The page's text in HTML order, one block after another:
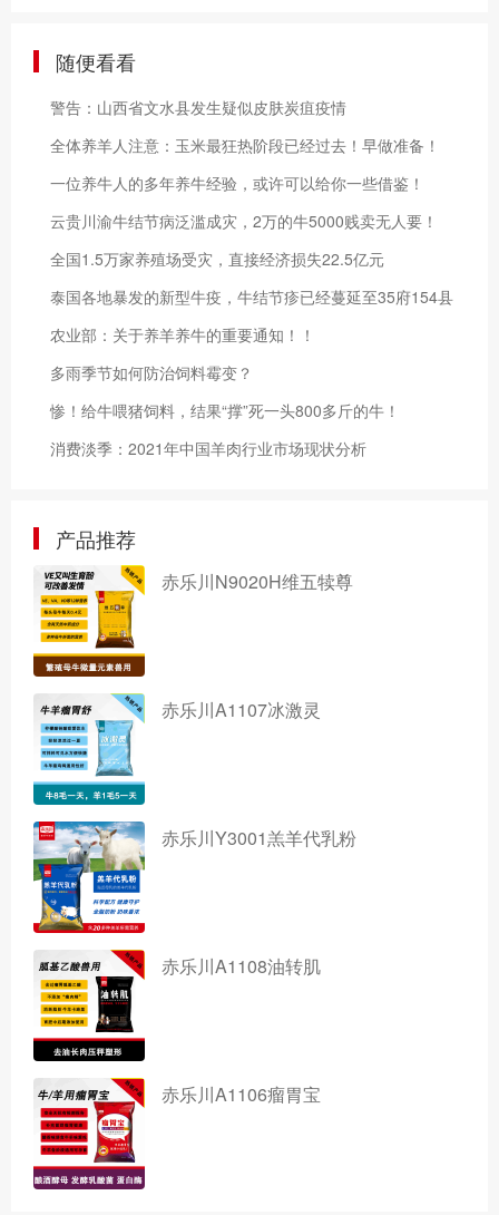
随便看看
警告：山西省文水县发生疑似皮肤炭疽疫情
全体养羊人注意：玉米最狂热阶段已经过去！早做准备！
一位养牛人的多年养牛经验，或许可以给你一些借鉴！
云贵川渝牛结节病泛滥成灾，2万的牛5000贱卖无人要！
全国1.5万家养殖场受灾，直接经济损失22.5亿元
泰国各地暴发的新型牛疫，牛结节疹已经蔓延至35府154县
农业部：关于养羊养牛的重要通知！！
多雨季节如何防治饲料霉变？
惨！给牛喂猪饲料，结果“撑”死一头800多斤的牛！
消费淡季：2021年中国羊肉行业市场现状分析
产品推荐
赤乐川N9020H维五犊尊
赤乐川A1107冰激灵
赤乐川Y3001羔羊代乳粉
赤乐川A1108油转肌
赤乐川A1106瘤胃宝